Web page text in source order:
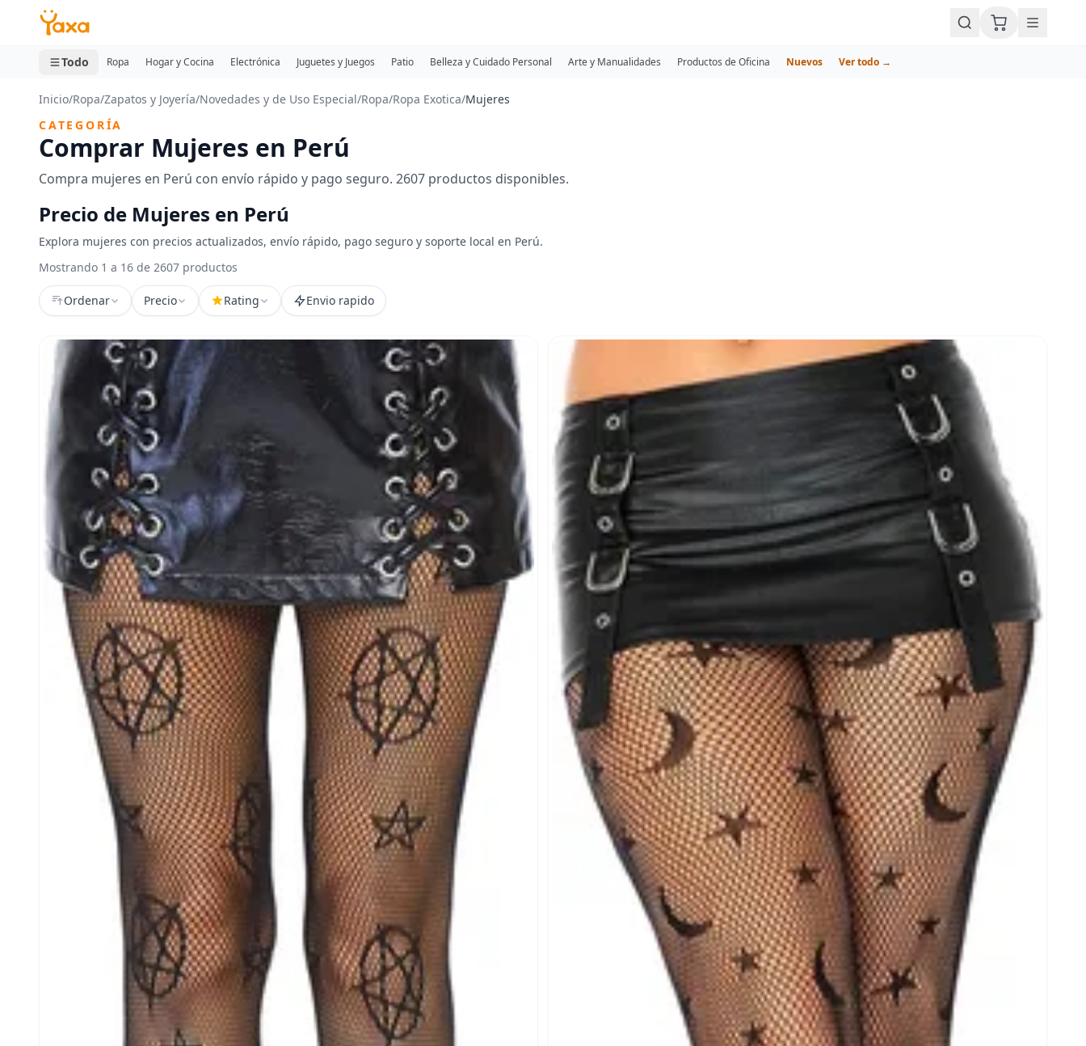
MINI CARRITO
0 productos
Todo Ropa Hogar y Cocina Electrónica Juguetes y Juegos Patio Belleza y Cuidado Personal Arte y Manualidades Productos de Oficina Nuevos Ver todo →
Inicio/Ropa/Zapatos y Joyería/Novedades y de Uso Especial/Ropa/Ropa Exotica/Mujeres
CATEGORÍA
Comprar Mujeres en Perú
Compra mujeres en Perú con envío rápido y pago seguro. 2607 productos disponibles.
Precio de Mujeres en Perú
Explora mujeres con precios actualizados, envío rápido, pago seguro y soporte local en Perú.
Mostrando 1 a 16 de 2607 productos
Ordenar Precio Rating Envio rapido